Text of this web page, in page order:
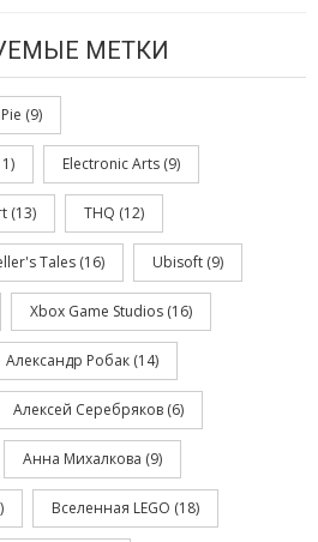
МЕТКИ
(9)
Electronic Arts (9)
(13) THQ (12)
Tales (16) Ubisoft (9)
Xbox Game Studios (16)
Александр Робак (14)
Алексей Серебряков (6)
Анна Михалкова (9)
Вселенная LEGO (18)